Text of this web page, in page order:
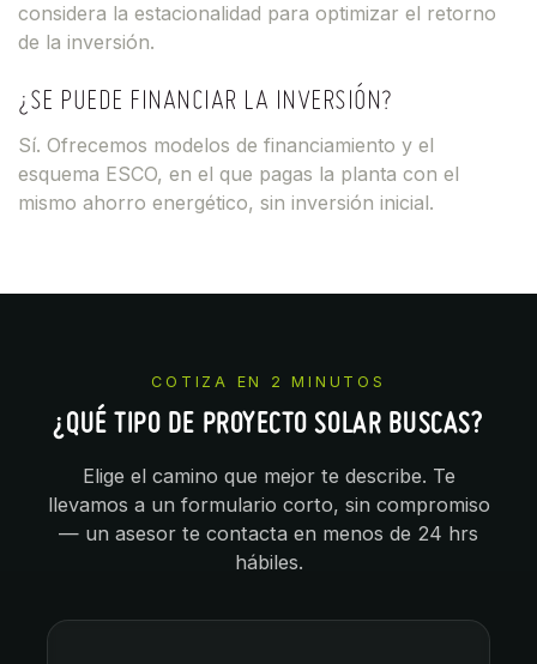
considera la estacionalidad para optimizar el retorno
de la inversión.
¿SE PUEDE FINANCIAR LA INVERSIÓN?
Sí. Ofrecemos modelos de financiamiento y el
esquema ESCO, en el que pagas la planta con el
mismo ahorro energético, sin inversión inicial.
COTIZA EN 2 MINUTOS
¿QUÉ TIPO DE PROYECTO SOLAR BUSCAS?
Elige el camino que mejor te describe. Te
llevamos a un formulario corto, sin compromiso
— un asesor te contacta en menos de 24 hrs
hábiles.